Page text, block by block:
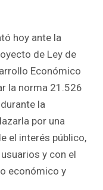
hoy ante la
de Ley de
Económico
la norma 21.526
la
por una
el interés público,
y con el
económico y